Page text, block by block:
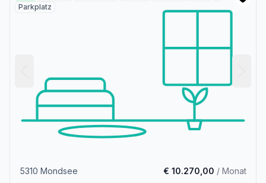
Parkplatz
5310 Mondsee € 10.270,00 / Monat